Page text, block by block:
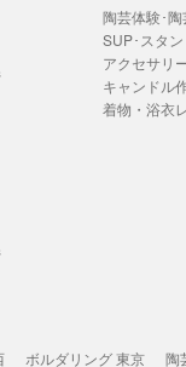
陶芸体験･陶
SUP･スタ
アクセサリ
キャンドル
着物・浴衣
ボルダリング 東京 陶